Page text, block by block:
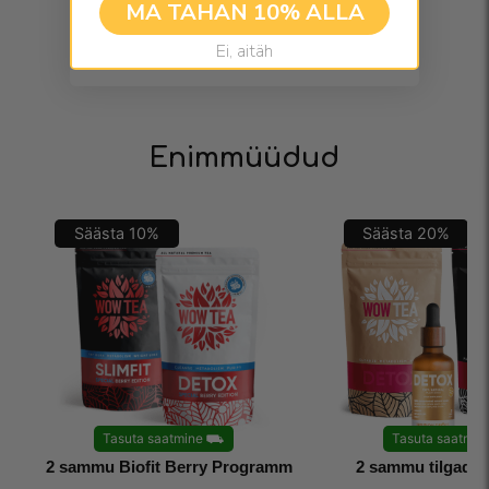
Enimmüüdud
Säästa 10%
Tasuta saatmine ⛟
2 sammu Biofit Berry Programm
Säästa 20%
Tasuta
2 sammu
MA TAHAN 10% ALLA
Ei, aitäh